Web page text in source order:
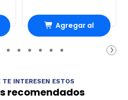
Agregar al
carrito
TE INTERESEN ESTOS
recomendados